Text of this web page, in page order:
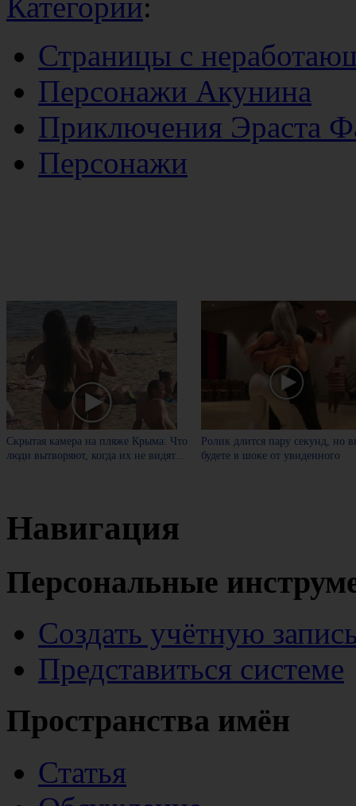
Категории:
Страницы с
Персонажи Акунина
Приключения Эраста
Персонажи
Скрытая камера на пляже Крыма: Что
люди вытворяют, когда их не видят...
Ролик длится пару секунд, но
будете в шоке от увиденного
Навигация
Персональные
Создать учётную
Представиться системе
Пространства имён
Статья